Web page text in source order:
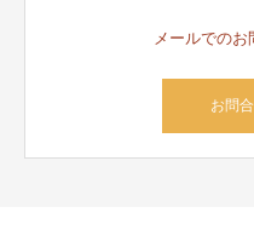
メールでのお
お問